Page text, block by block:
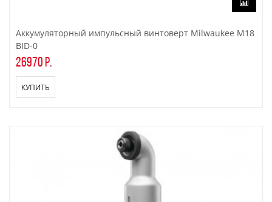
Аккумуляторный импульсный винтоверт Milwaukee M18
BID-0
26970 р.
КУПИТЬ